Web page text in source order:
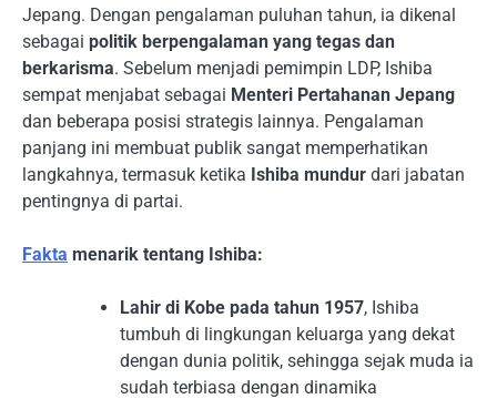
Jepang. Dengan pengalaman puluhan tahun, ia dikenal
sebagai politik berpengalaman yang tegas dan
berkarisma. Sebelum menjadi pemimpin LDP, Ishiba
sempat menjabat sebagai Menteri Pertahanan Jepang
dan beberapa posisi strategis lainnya. Pengalaman
panjang ini membuat publik sangat memperhatikan
langkahnya, termasuk ketika Ishiba mundur dari jabatan
pentingnya di partai.
Fakta menarik tentang Ishiba:
Lahir di Kobe pada tahun 1957, Ishiba
tumbuh di lingkungan keluarga yang dekat
dengan dunia politik, sehingga sejak muda ia
sudah terbiasa dengan dinamika